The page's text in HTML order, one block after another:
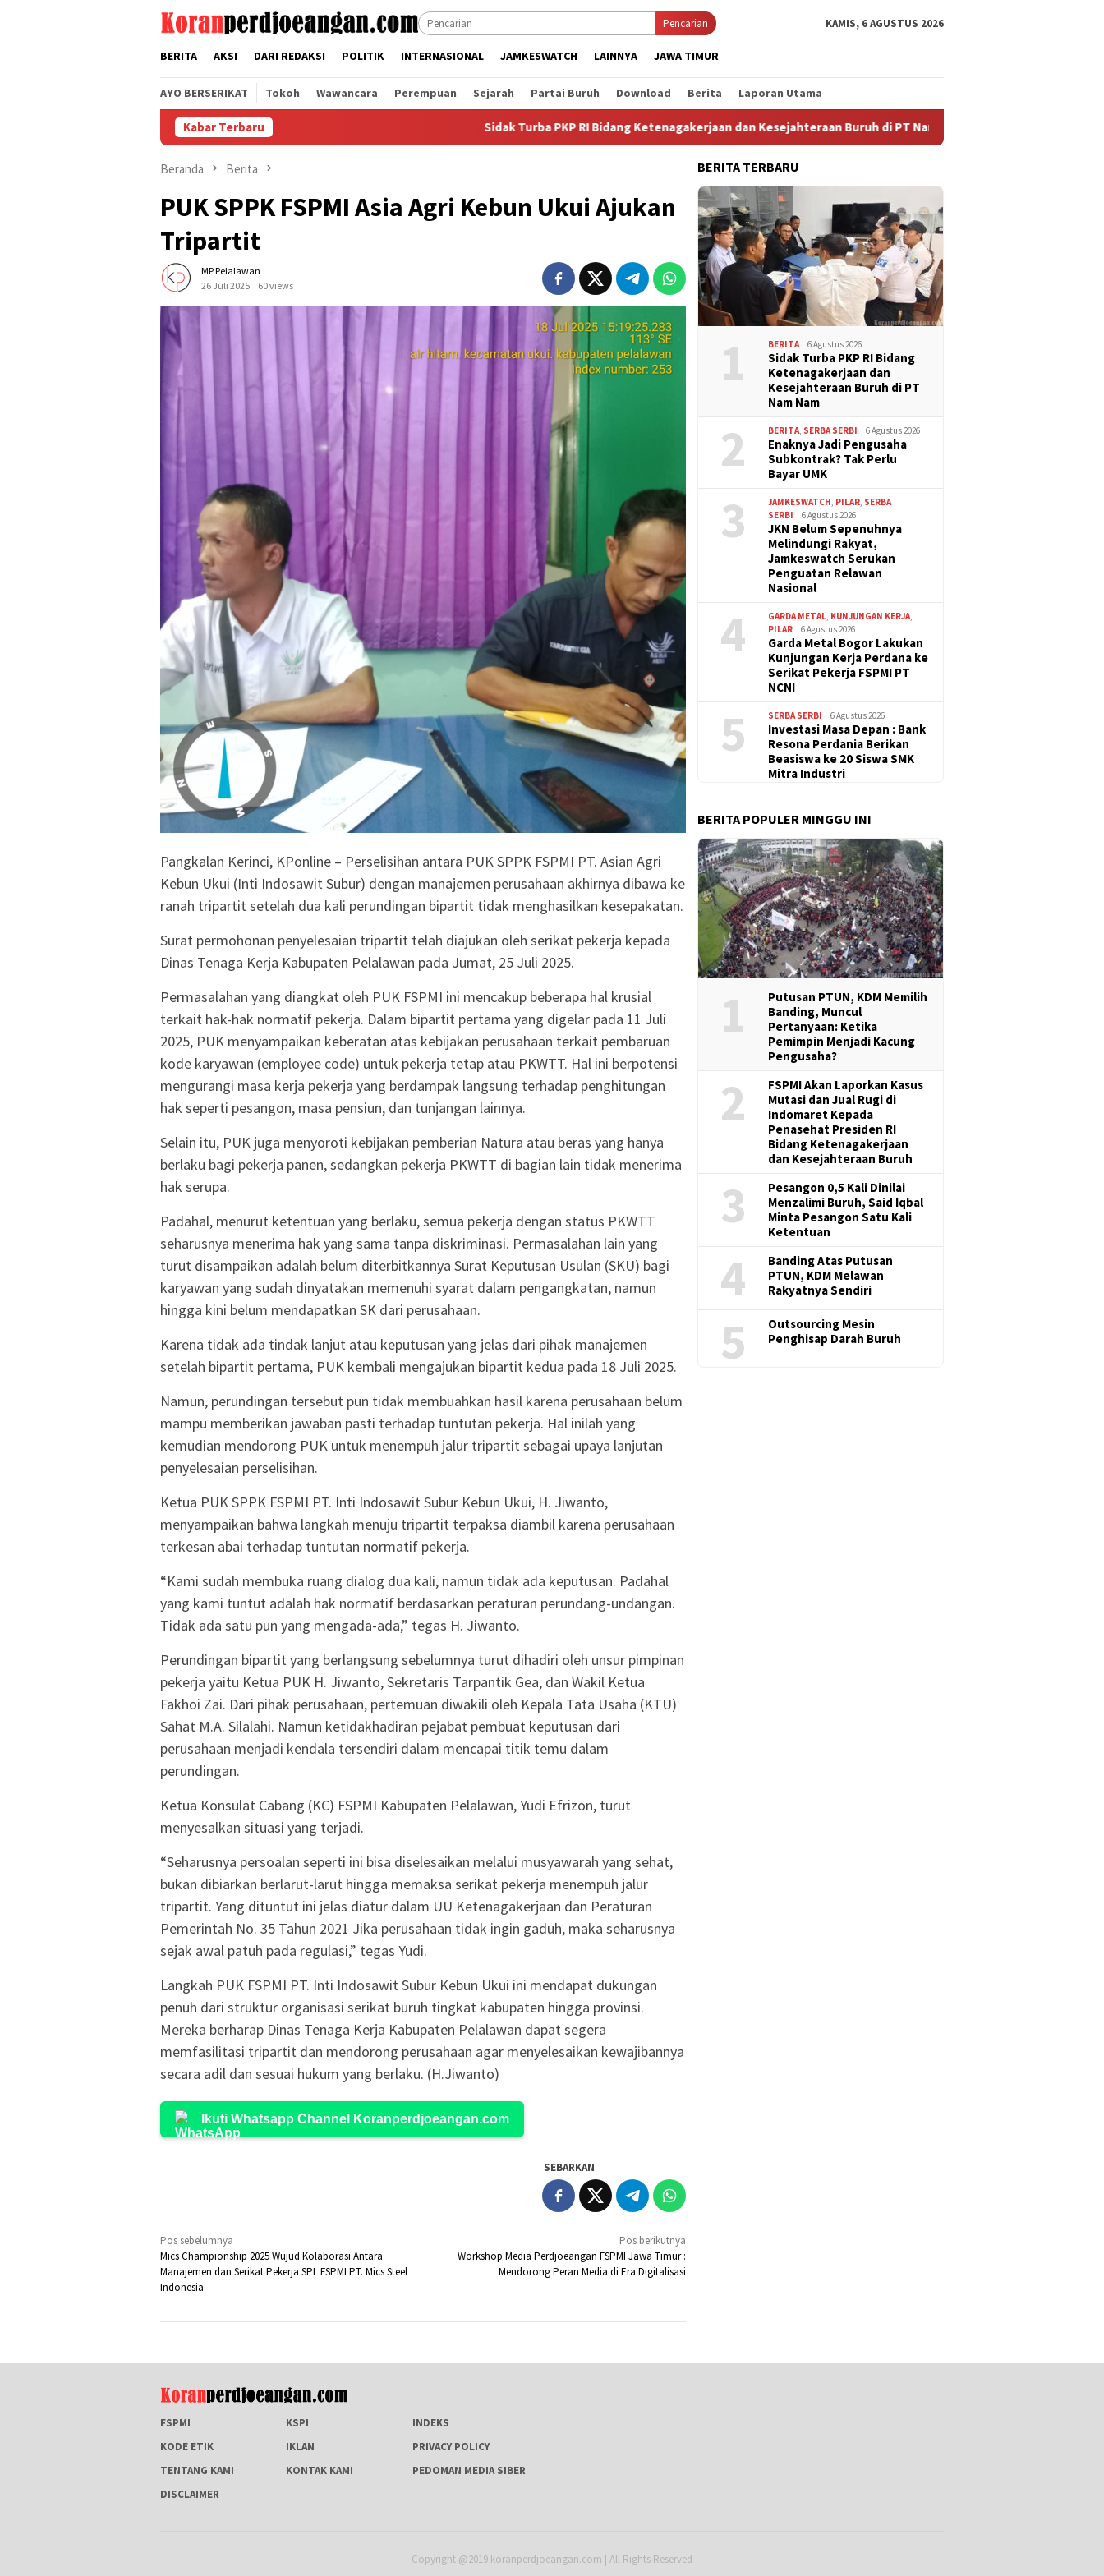
Pencarian KAMIS, 6 AGUSTUS 2026
BERITA AKSI DARI REDAKSI POLITIK INTERNASIONAL JAMKESWATCH LAINNYA JAWA TIMUR
AYO BERSERIKAT Tokoh Wawancara Perempuan Sejarah Partai Buruh Download Berita Laporan Utama
Kabar Terbaru Sidak Turba PKP RI Bidang Ketenagakerjaan dan Kesejahteraan Buruh di PT Nam Nam
Beranda Berita
PUK SPPK FSPMI Asia Agri Kebun Ukui Ajukan
Tripartit
MP Pelalawan
26 Juli 2025
60 views
Pangkalan Kerinci, KPonline – Perselisihan antara PUK SPPK FSPMI PT. Asian Agri
Kebun Ukui (Inti Indosawit Subur) dengan manajemen perusahaan akhirnya dibawa ke
ranah tripartit setelah dua kali perundingan bipartit tidak menghasilkan kesepakatan.
Surat permohonan penyelesaian tripartit telah diajukan oleh serikat pekerja kepada
Dinas Tenaga Kerja Kabupaten Pelalawan pada Jumat, 25 Juli 2025.
Permasalahan yang diangkat oleh PUK FSPMI ini mencakup beberapa hal krusial
terkait hak-hak normatif pekerja. Dalam bipartit pertama yang digelar pada 11 Juli
2025, PUK menyampaikan keberatan atas kebijakan perusahaan terkait pembaruan
kode karyawan (employee code) untuk pekerja tetap atau PKWTT. Hal ini berpotensi
mengurangi masa kerja pekerja yang berdampak langsung terhadap penghitungan
hak seperti pesangon, masa pensiun, dan tunjangan lainnya.
Selain itu, PUK juga menyoroti kebijakan pemberian Natura atau beras yang hanya
berlaku bagi pekerja panen, sedangkan pekerja PKWTT di bagian lain tidak menerima
hak serupa.
Padahal, menurut ketentuan yang berlaku, semua pekerja dengan status PKWTT
seharusnya menerima hak yang sama tanpa diskriminasi. Permasalahan lain yang
turut disampaikan adalah belum diterbitkannya Surat Keputusan Usulan (SKU) bagi
karyawan yang sudah dinyatakan memenuhi syarat dalam pengangkatan, namun
hingga kini belum mendapatkan SK dari perusahaan.
Karena tidak ada tindak lanjut atau keputusan yang jelas dari pihak manajemen
setelah bipartit pertama, PUK kembali mengajukan bipartit kedua pada 18 Juli 2025.
Namun, perundingan tersebut pun tidak membuahkan hasil karena perusahaan belum
mampu memberikan jawaban pasti terhadap tuntutan pekerja. Hal inilah yang
kemudian mendorong PUK untuk menempuh jalur tripartit sebagai upaya lanjutan
penyelesaian perselisihan.
Ketua PUK SPPK FSPMI PT. Inti Indosawit Subur Kebun Ukui, H. Jiwanto,
menyampaikan bahwa langkah menuju tripartit terpaksa diambil karena perusahaan
terkesan abai terhadap tuntutan normatif pekerja.
“Kami sudah membuka ruang dialog dua kali, namun tidak ada keputusan. Padahal
yang kami tuntut adalah hak normatif berdasarkan peraturan perundang-undangan.
Tidak ada satu pun yang mengada-ada,” tegas H. Jiwanto.
Perundingan bipartit yang berlangsung sebelumnya turut dihadiri oleh unsur pimpinan
pekerja yaitu Ketua PUK H. Jiwanto, Sekretaris Tarpantik Gea, dan Wakil Ketua
Fakhoi Zai. Dari pihak perusahaan, pertemuan diwakili oleh Kepala Tata Usaha (KTU)
Sahat M.A. Silalahi. Namun ketidakhadiran pejabat pembuat keputusan dari
perusahaan menjadi kendala tersendiri dalam mencapai titik temu dalam
perundingan.
Ketua Konsulat Cabang (KC) FSPMI Kabupaten Pelalawan, Yudi Efrizon, turut
menyesalkan situasi yang terjadi.
“Seharusnya persoalan seperti ini bisa diselesaikan melalui musyawarah yang sehat,
bukan dibiarkan berlarut-larut hingga memaksa serikat pekerja menempuh jalur
tripartit. Yang dituntut ini jelas diatur dalam UU Ketenagakerjaan dan Peraturan
Pemerintah No. 35 Tahun 2021 Jika perusahaan tidak ingin gaduh, maka seharusnya
sejak awal patuh pada regulasi,” tegas Yudi.
Langkah PUK FSPMI PT. Inti Indosawit Subur Kebun Ukui ini mendapat dukungan
penuh dari struktur organisasi serikat buruh tingkat kabupaten hingga provinsi.
Mereka berharap Dinas Tenaga Kerja Kabupaten Pelalawan dapat segera
memfasilitasi tripartit dan mendorong perusahaan agar menyelesaikan kewajibannya
secara adil dan sesuai hukum yang berlaku. (H.Jiwanto)
Ikuti Whatsapp Channel Koranperdjoeangan.com
SEBARKAN
Navigasi
pos
Pos sebelumnya
Mics Championship 2025 Wujud Kolaborasi Antara
Manajemen dan Serikat Pekerja SPL FSPMI PT. Mics Steel
Indonesia
Pos berikutnya
Workshop Media Perdjoeangan FSPMI Jawa Timur :
Mendorong Peran Media di Era Digitalisasi
BERITA TERBARU
1 BERITA 6 Agustus 2026
Sidak Turba PKP RI Bidang
Ketenagakerjaan dan
Kesejahteraan Buruh di PT
Nam Nam
2 BERITA SERBA SERBI 6 Agustus 2026
Enaknya Jadi Pengusaha
Subkontrak? Tak Perlu
Bayar UMK
3 JAMKESWATCH PILAR SERBA
SERBI
6 Agustus 2026
JKN Belum Sepenuhnya
Melindungi Rakyat,
Jamkeswatch Serukan
Penguatan Relawan
Nasional
4 GARDA METAL KUNJUNGAN KERJA
PILAR
6 Agustus 2026
Garda Metal Bogor Lakukan
Kunjungan Kerja Perdana ke
Serikat Pekerja FSPMI PT
NCNI
5 SERBA SERBI 6 Agustus 2026
Investasi Masa Depan : Bank
Resona Perdania Berikan
Beasiswa ke 20 Siswa SMK
Mitra Industri
BERITA POPULER MINGGU INI
1
Putusan PTUN, KDM Memilih
Banding, Muncul
Pertanyaan: Ketika
Pemimpin Menjadi Kacung
Pengusaha?
2
FSPMI Akan Laporkan Kasus
Mutasi dan Jual Rugi di
Indomaret Kepada
Penasehat Presiden RI
Bidang Ketenagakerjaan
dan Kesejahteraan Buruh
3
Pesangon 0,5 Kali Dinilai
Menzalimi Buruh, Said Iqbal
Minta Pesangon Satu Kali
Ketentuan
4
Banding Atas Putusan
PTUN, KDM Melawan
Rakyatnya Sendiri
5
Outsourcing Mesin
Penghisap Darah Buruh
FSPMI KSPI
INDEKS
KODE ETIK
IKLAN
PRIVACY POLICY
TENTANG KAMI
KONTAK KAMI
PEDOMAN MEDIA SIBER
DISCLAIMER
Copyright @2019 koranperdjoeangan.com | All Rights Reserved